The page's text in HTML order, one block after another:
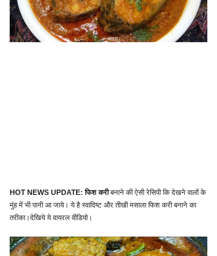
HOT NEWS UPDATE:फिश करीबनाने की ऐसी रेसिपी कि देखने वालों के
मुंह में भी पानी आ जाये। ये है स्वादिष्ट और तीखी मसाला फिश करी बनाने का
तरीका।देखिये ये वायरल वीडियो।